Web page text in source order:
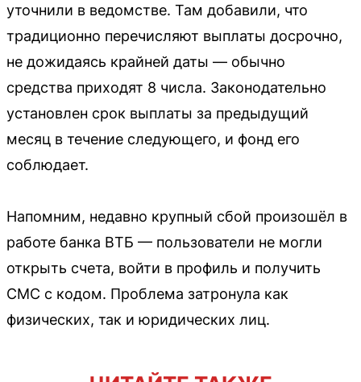
уточнили в ведомстве. Там добавили, что
традиционно перечисляют выплаты досрочно,
не дожидаясь крайней даты — обычно
средства приходят 8 числа. Законодательно
установлен срок выплаты за предыдущий
месяц в течение следующего, и фонд его
соблюдает.
Напомним, недавно крупный сбой произошёл в
работе банка ВТБ — пользователи не могли
открыть счета, войти в профиль и получить
СМС с кодом. Проблема затронула как
физических, так и юридических лиц.